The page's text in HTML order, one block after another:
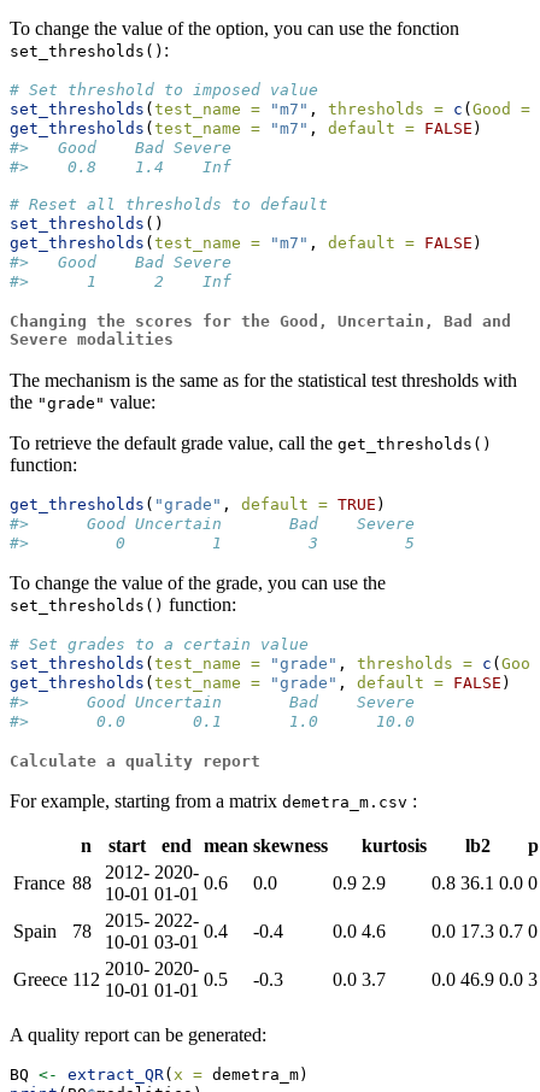
To change the value of the option, you can use the fonction
set_thresholds() :
# Set threshold to imposed value
set_thresholds ( test_name = "m7" , thresholds = c ( Good =
get_thresholds ( test_name = "m7" , default = FALSE )
#>   Good    Bad Severe
#>    0.8    1.4    Inf
# Reset all thresholds to default
set_thresholds ()
get_thresholds ( test_name = "m7" , default = FALSE )
#>   Good    Bad Severe
#>      1      2    Inf
Changing the scores for the Good , Uncertain , Bad
and
Severe modalities
The mechanism is the same as for the statistical test thresholds with
the "grade" value:
To retrieve the default grade value, call the get_thresholds()
function:
get_thresholds ( "grade" , default = TRUE )
#>      Good Uncertain       Bad    Severe
#>         0         1         3         5
To change the value of the grade, you can use the
set_thresholds() function:
# Set grades to a certain value
set_thresholds (test_name = "grade" , thresholds = c (
get_thresholds (test_name = "grade" , default = FALSE )
#>      Good Uncertain       Bad    Severe
#>       0.0       0.1       1.0      10.0
Calculate a quality report
For example, starting from a matrix demetra_m.csv :
n start end mean skewness kurtosis lb2
p
France 88
2012-
10-01
2020-
01-01
0.6 0.0 0.9 2.9 0.8 36.1 0.0 0
Spain 78
2015-
10-01
2022-
03-01
0.4 -0.4 0.0 4.6 0.0 17.3 0.7 0
Greece 112
2010-
10-01
2020-
01-01
0.5 -0.3 0.0 3.7 0.0 46.9 0.0 3
A quality report can be generated:
BQ <- extract_QR( x = demetra_m)